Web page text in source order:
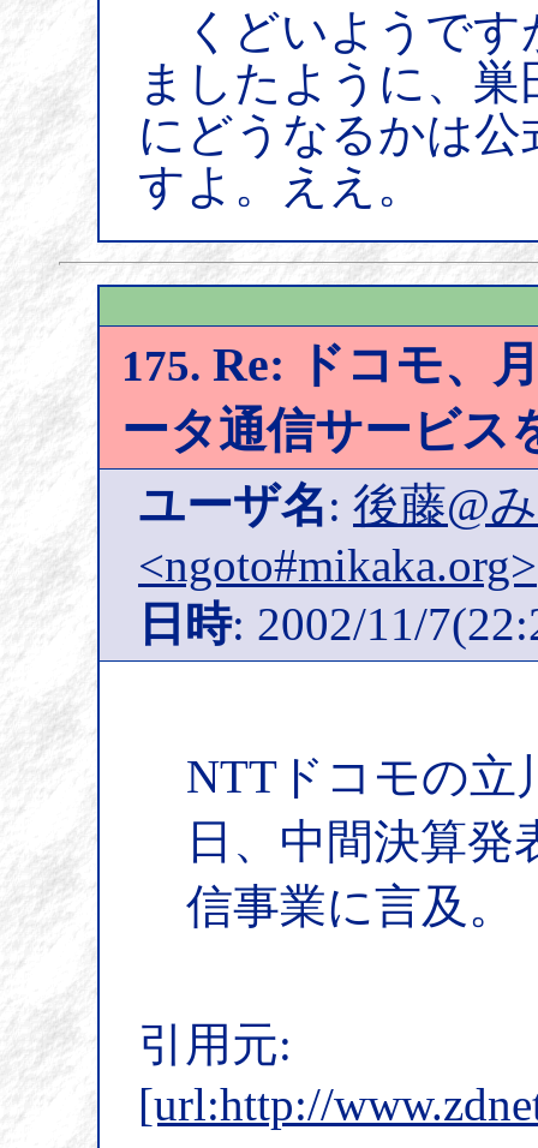
くどいようです
ましたように、
にどうなるかは
すよ。ええ。
175. Re: ドコモ、
ータ通信サービス
ユーザ名: 後藤@
<ngoto#mikaka.org>
日時: 2002/11/
NTTドコモの立
日、中間決算発
信事業に言及。
引用元:
[url:http://